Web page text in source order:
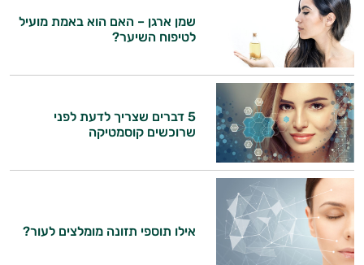
אביזרי
טיפוח
הגנה
מהשמש
שמן ארגן – האם הוא באמת מועיל
לטיפוח השיער?
5 דברים שצריך לדעת לפני
שרוכשים קוסמטיקה
אילו תוספי תזונה מומלצים לעור?
היי,
אני יועץ הבריאות האישי AI של טבע בריא.
התשובות שלי מבוססות על מאגרי מידע קליניים
וספרות מקצועית בתחומי הרפואה הטבעית
ותזונת הספורט.
אני כאן כדי לעזור לך להתאים את תוספי
התזונה ומוצרי הבריאות המדויקים למטרות
ולמצב הגופני שלך, ולהסביר לך אילו רכיבים
עובדים יחד כדי למקסם תוצאות גם בחיי היום
יום וגם בתחום הכושר והספורט.
המטרה שלי היא להתאים עבורך המלצות